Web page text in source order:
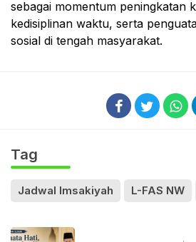
sebagai momentum peningkatan
kedisiplinan waktu, serta
sosial di tengah masyarakat.
Tag
Jadwal Imsakiyah L-FAS NW